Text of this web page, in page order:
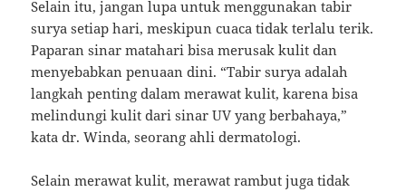
Selain itu, jangan lupa untuk menggunakan tabir
surya setiap hari, meskipun cuaca tidak terlalu terik.
Paparan sinar matahari bisa merusak kulit dan
menyebabkan penuaan dini. “Tabir surya adalah
langkah penting dalam merawat kulit, karena bisa
melindungi kulit dari sinar UV yang berbahaya,”
kata dr. Winda, seorang ahli dermatologi.
Selain merawat kulit, merawat rambut juga tidak